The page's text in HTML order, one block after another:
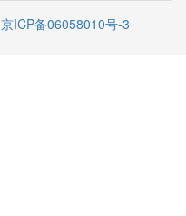
京ICP备06058010号-3